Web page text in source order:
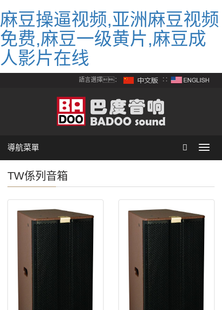
麻豆操逼视频,亚洲麻豆视频
免费,麻豆一级黄片,麻豆成
人影片在线
語言選擇： ∷
導航菜單
TW係列音箱